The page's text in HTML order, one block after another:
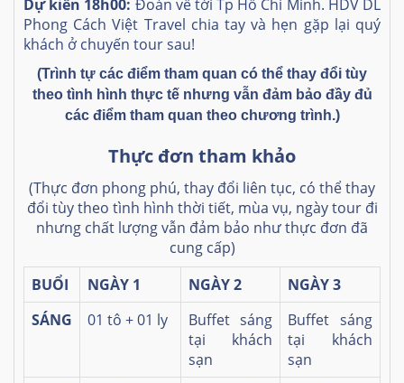
Dự kiến 18h00: Đoàn về tới Tp Hồ Chí Minh. HDV DL
Phong Cách Việt Travel chia tay và hẹn gặp lại quý
khách ở chuyến tour sau!
(Trình tự các điểm tham quan có thể thay đổi tùy
theo tình hình thực tế nhưng vẫn đảm bảo đầy đủ
các điểm tham quan theo chương trình.)
Thực đơn tham khảo
(Thực đơn phong phú, thay đổi liên tục, có thể thay
đổi tùy theo tình hình thời tiết, mùa vụ, ngày tour đi
nhưng chất lượng vẫn đảm bảo như thực đơn đã
cung cấp)
BUỔI
NGÀY 1 NGÀY 2
NGÀY 3
SÁNG
01 tô + 01 ly
Buffet sáng
tại khách
sạn
Buffet sáng
tại khách
sạn